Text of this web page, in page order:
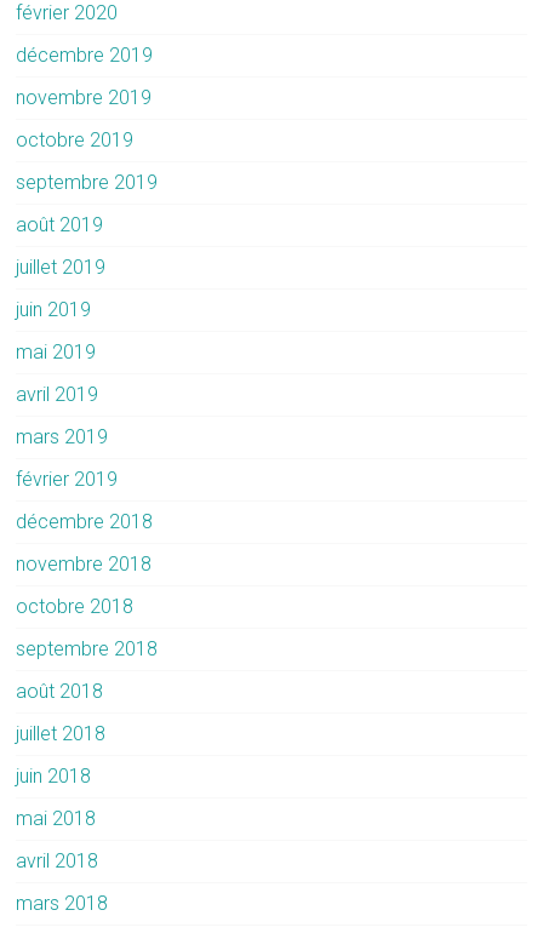
février 2020
décembre 2019
novembre 2019
octobre 2019
septembre 2019
août 2019
juillet 2019
juin 2019
mai 2019
avril 2019
mars 2019
février 2019
décembre 2018
novembre 2018
octobre 2018
septembre 2018
août 2018
juillet 2018
juin 2018
mai 2018
avril 2018
mars 2018